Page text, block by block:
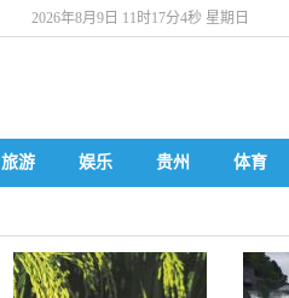
2026年8月9日 11时17分4秒 星期日
旅游 娱乐 贵州 体育